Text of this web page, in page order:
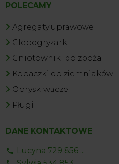
POLECAMY
Agregaty uprawowe
Glebogryzarki
Gniotowniki do zboża
Kopaczki do ziemniaków
Opryskiwacze
Pługi
DANE KONTAKTOWE
Lucyna 729 856 ...